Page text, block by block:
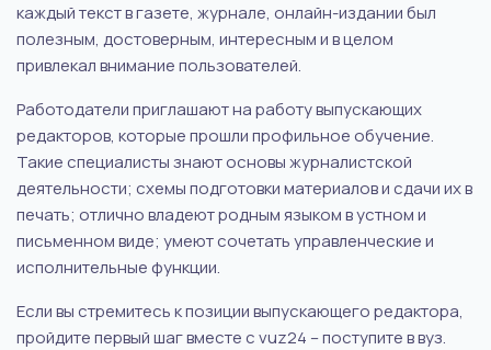
каждый текст в газете, журнале, онлайн-издании был
полезным, достоверным, интересным и в целом
привлекал внимание пользователей.
Работодатели приглашают на работу выпускающих
редакторов, которые прошли профильное обучение.
Такие специалисты знают основы журналистской
деятельности; схемы подготовки материалов и сдачи их в
печать; отлично владеют родным языком в устном и
письменном виде; умеют сочетать управленческие и
исполнительные функции.
Если вы стремитесь к позиции выпускающего редактора,
пройдите первый шаг вместе с vuz24 – поступите в вуз.